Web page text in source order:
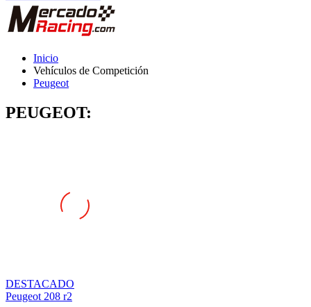
Vehículos de Competición
Peugeot
PEUGEOT:
Peugeot 208 r2